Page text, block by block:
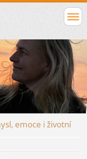
emoce i životní